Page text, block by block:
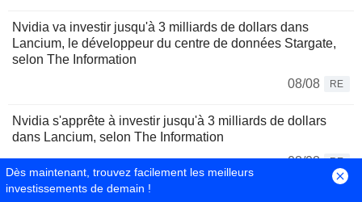
Nvidia va investir jusqu'à 3 milliards de dollars dans
Lancium, le développeur du centre de données Stargate,
selon The Information
08/08
RE
Nvidia s'apprête à investir jusqu'à 3 milliards de dollars
dans Lancium, selon The Information
08/08
RE
Dès maintenant, trouvez facilement les meilleurs
investissements de demain !